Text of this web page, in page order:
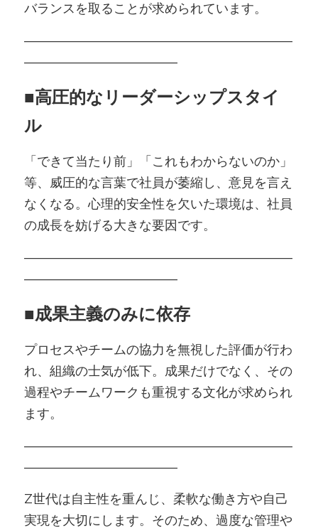
バランスを取ることが求められています。
―――――――――――――――――――――
――――――――――――
■高圧的なリーダーシップスタイ
ル
「できて当たり前」「これもわからないのか」
等、威圧的な言葉で社員が萎縮し、意見を言え
なくなる。心理的安全性を欠いた環境は、社員
の成長を妨げる大きな要因です。
―――――――――――――――――――――
――――――――――――
■成果主義のみに依存
プロセスやチームの協力を無視した評価が行わ
れ、組織の士気が低下。成果だけでなく、その
過程やチームワークも重視する文化が求められ
ます。
―――――――――――――――――――――
――――――――――――
Z世代は自主性を重んじ、柔軟な働き方や自己
実現を大切にします。そのため、過度な管理や